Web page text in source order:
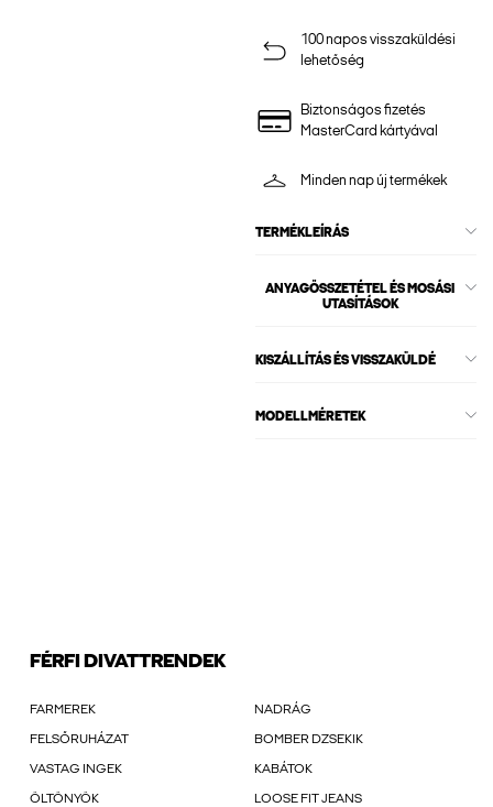
100 napos visszaküldési
lehetőség
Biztonságos fizetés
MasterCard kártyával
Minden nap új termékek
TERMÉKLEÍRÁS
ANYAGÖSSZETÉTEL ÉS MOSÁSI
UTASÍTÁSOK
KISZÁLLÍTÁS ÉS VISSZAKÜLDÉ
MODELLMÉRETEK
FÉRFI DIVATTRENDEK
FARMEREK NADRÁG
FELSŐRUHÁZAT BOMBER DZSEKIK
VASTAG INGEK KABÁTOK
ÖLTÖNYÖK LOOSE FIT JEANS